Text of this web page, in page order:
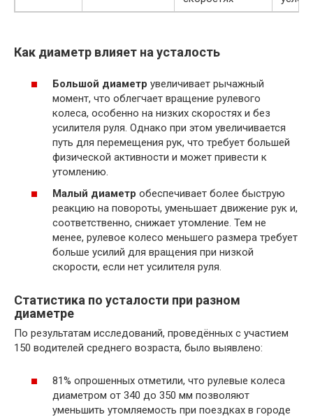
Как диаметр влияет на усталость
Большой диаметр увеличивает рычажный
момент, что облегчает вращение рулевого
колеса, особенно на низких скоростях и без
усилителя руля. Однако при этом увеличивается
путь для перемещения рук, что требует большей
физической активности и может привести к
утомлению.
Малый диаметр обеспечивает более быструю
реакцию на повороты, уменьшает движение рук и,
соответственно, снижает утомление. Тем не
менее, рулевое колесо меньшего размера требует
больше усилий для вращения при низкой
скорости, если нет усилителя руля.
Статистика по усталости при разном
диаметре
По результатам исследований, проведённых с участием
150 водителей среднего возраста, было выявлено:
81% опрошенных отметили, что рулевые колеса
диаметром от 340 до 350 мм позволяют
уменьшить утомляемость при поездках в городе